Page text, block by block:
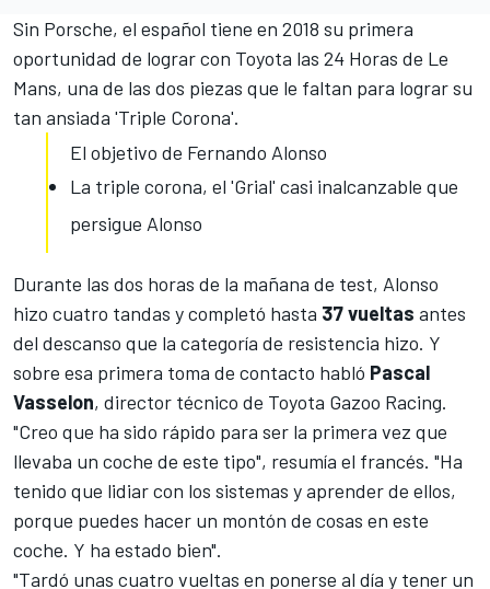
Sin Porsche, el español tiene en 2018 su primera
oportunidad de lograr con Toyota las 24 Horas de Le
Mans, una de las dos piezas que le faltan para lograr su
tan ansiada 'Triple Corona'.
El objetivo de Fernando Alonso
La triple corona, el 'Grial' casi inalcanzable que
persigue Alonso
Durante las dos horas de la mañana de test, Alonso
hizo cuatro tandas y completó hasta 37 vueltas antes
del descanso que la categoría de resistencia hizo. Y
sobre esa primera toma de contacto habló Pascal
Vasselon, director técnico de Toyota Gazoo Racing.
"Creo que ha sido rápido para ser la primera vez que
llevaba un coche de este tipo", resumía el francés. "Ha
tenido que lidiar con los sistemas y aprender de ellos,
porque puedes hacer un montón de cosas en este
coche. Y ha estado bien".
"Tardó unas cuatro vueltas en ponerse al día y tener un